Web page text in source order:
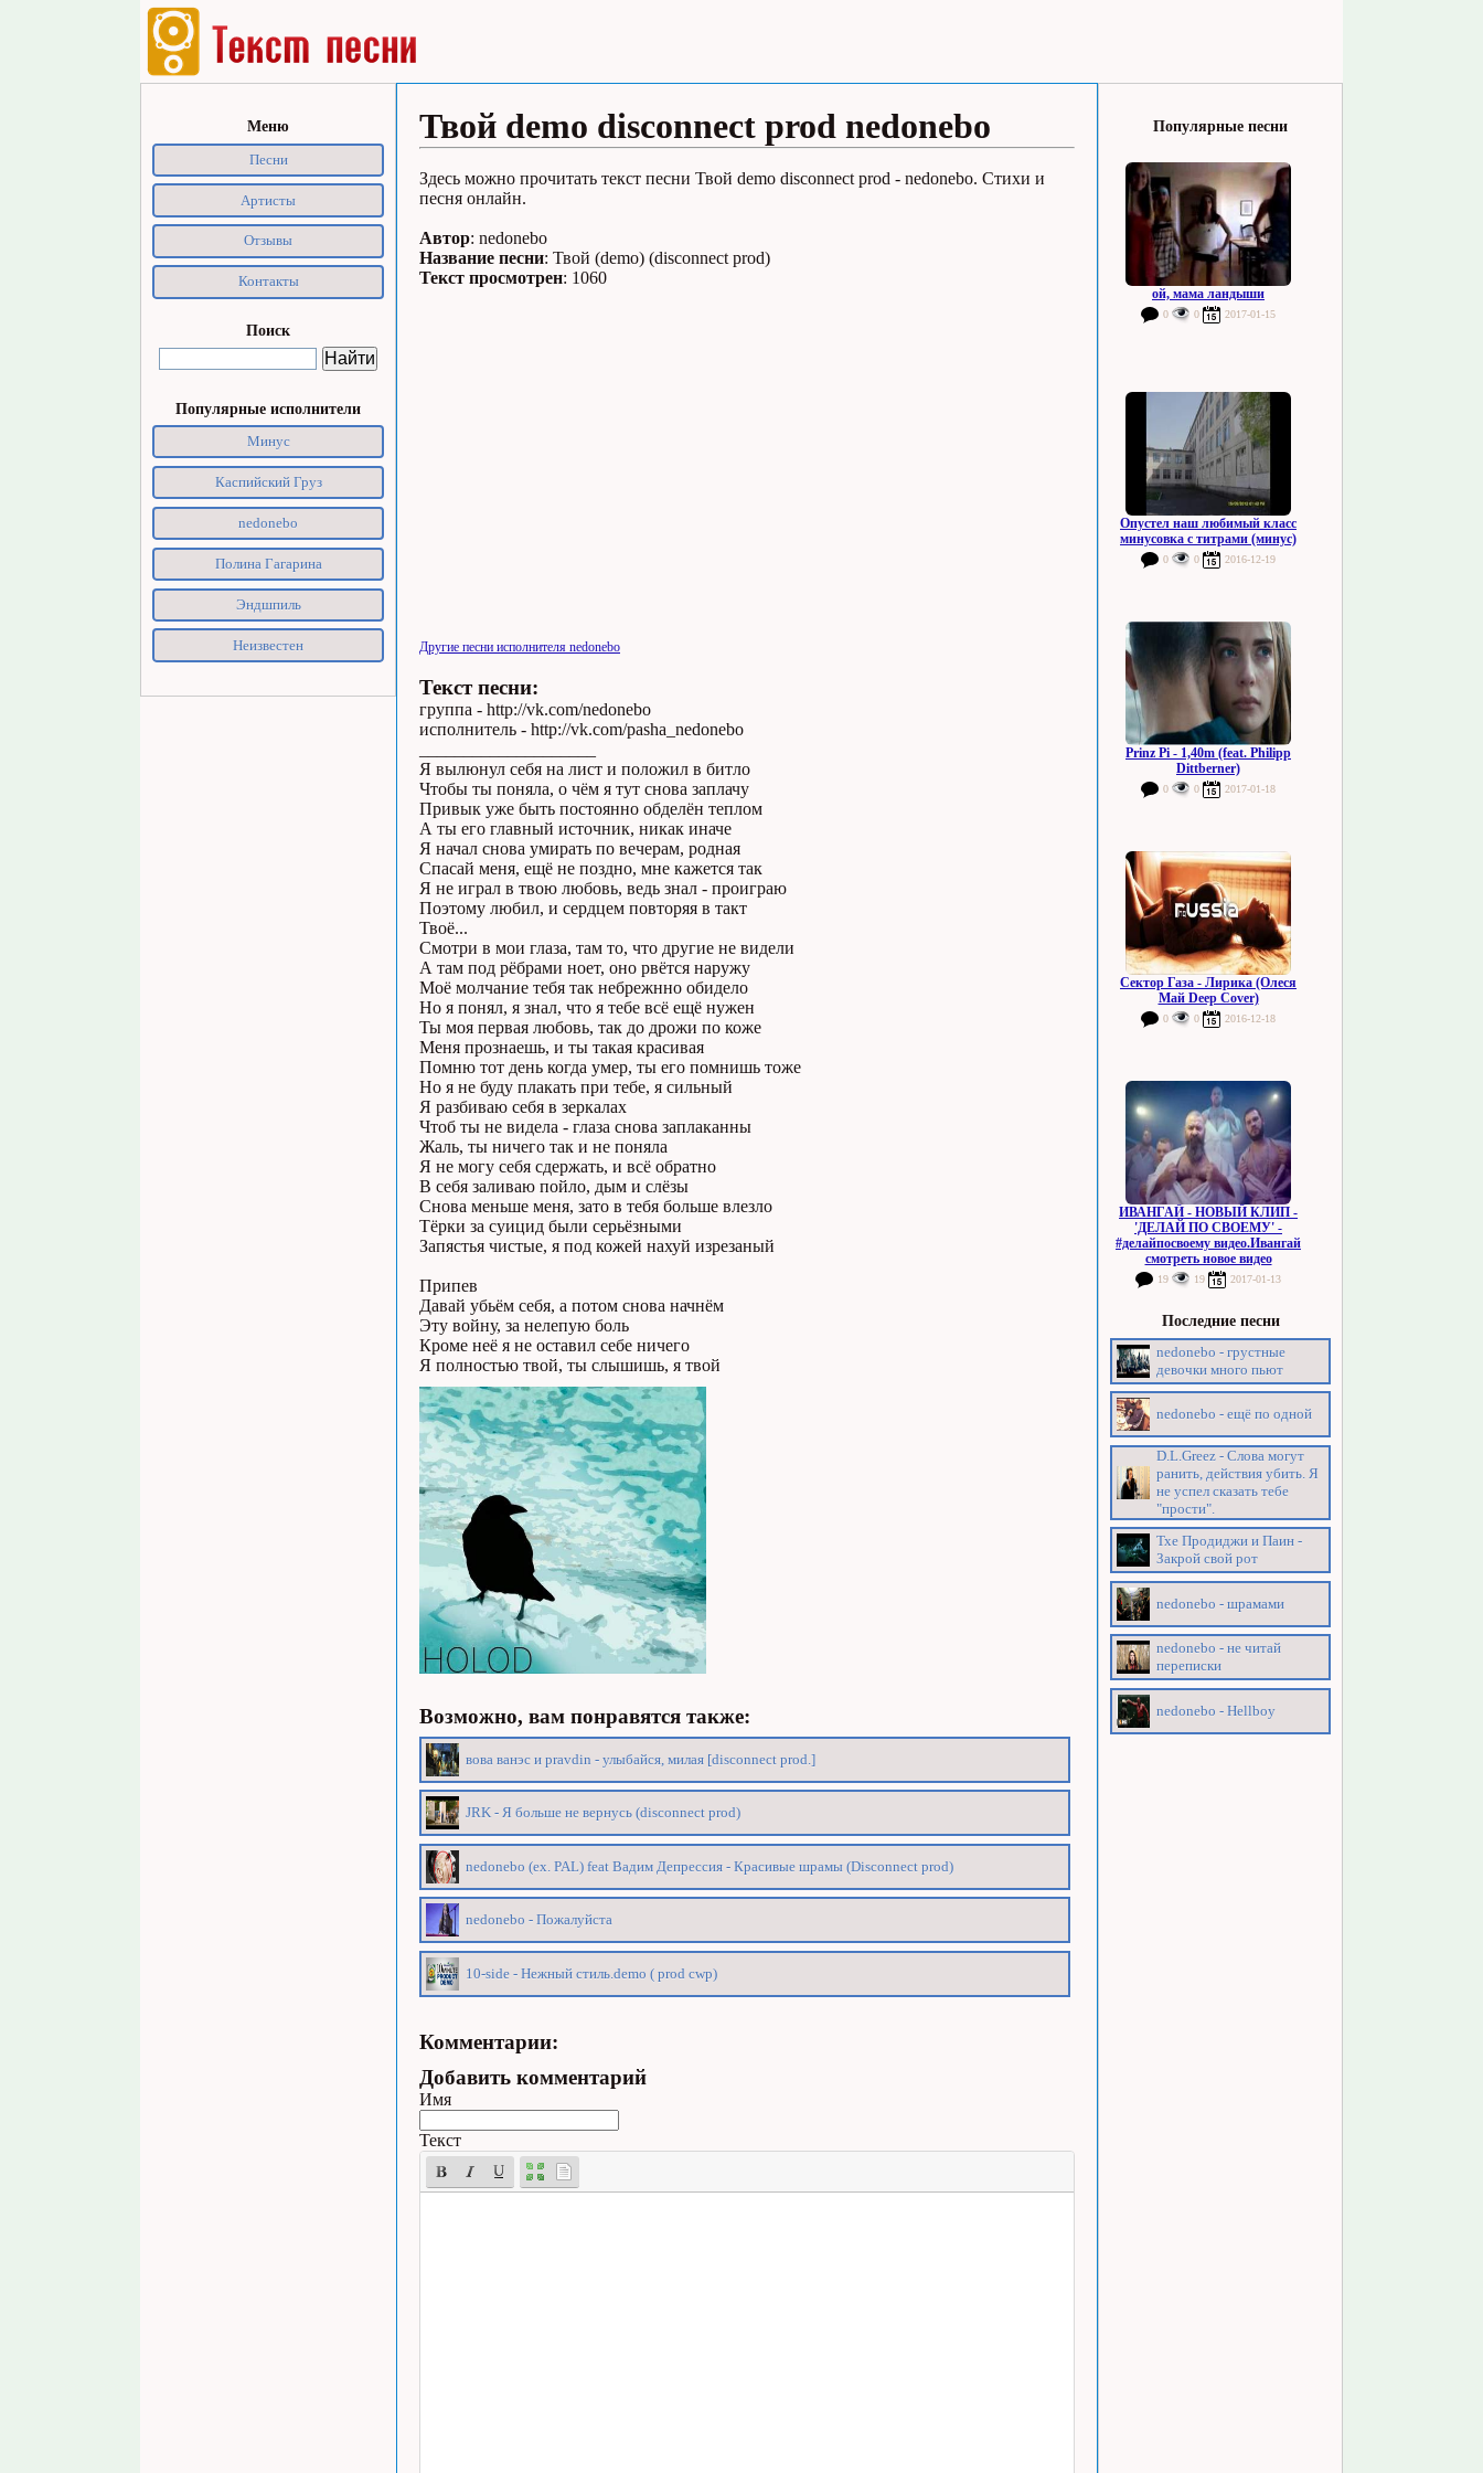
Меню
Песни
Артисты
Отзывы
Контакты
Поиск
Популярные исполнители
Минус
Каспийский Груз
nedonebo
Полина Гагарина
Эндшпиль
Неизвестен
Твой demo disconnect prod nedonebo
Здесь можно прочитать текст песни Твой demo disconnect prod - nedonebo. Стихи и
песня онлайн.
Автор: nedonebo
Название песни: Твой (demo) (disconnect prod)
Текст просмотрен: 1060
Другие песни исполнителя nedonebo
Текст песни:
группа - http://vk.com/nedonebo
исполнитель - http://vk.com/pasha_nedonebo
Я вылюнул себя на лист и положил в битло
Чтобы ты поняла, о чём я тут снова заплачу
Привык уже быть постоянно обделён теплом
А ты его главный источник, никак иначе
Я начал снова умирать по вечерам, родная
Спасай меня, ещё не поздно, мне кажется так
Я не играл в твою любовь, ведь знал - проиграю
Поэтому любил, и сердцем повторяя в такт
Твоё...
Смотри в мои глаза, там то, что другие не видели
А там под рёбрами ноет, оно рвётся наружу
Моё молчание тебя так небрежнно обидело
Но я понял, я знал, что я тебе всё ещё нужен
Ты моя первая любовь, так до дрожи по коже
Меня прознаешь, и ты такая красивая
Помню тот день когда умер, ты его помнишь тоже
Но я не буду плакать при тебе, я сильный
Я разбиваю себя в зеркалах
Чтоб ты не видела - глаза снова заплаканны
Жаль, ты ничего так и не поняла
Я не могу себя сдержать, и всё обратно
В себя заливаю пойло, дым и слёзы
Снова меньше меня, зато в тебя больше влезло
Тёрки за суицид были серьёзными
Запястья чистые, я под кожей нахуй изрезаный
Припев
Давай убьём себя, а потом снова начнём
Эту войну, за нелепую боль
Кроме неё я не оставил себе ничего
Я полностью твой, ты слышишь, я твой
Возможно, вам понравятся также:
вова ванэс и pravdin - улыбайся, милая [disconnect prod.]
JRK - Я больше не вернусь (disconnect prod)
nedonebo (ex. PAL) feat Вадим Депрессия - Красивые шрамы (Disconnect prod)
nedonebo - Пожалуйста
10-side - Нежный стиль.demo ( prod cwp)
Комментарии:
Добавить комментарий
Имя
Текст
Популярные песни
ой, мама ландыши
0 0 2017-01-15
Опустел наш любимый класс
минусовка с титрами (минус)
0 0 2016-12-19
Prinz Pi - 1,40m (feat. Philipp
Dittberner)
0 0 2017-01-18
Сектор Газа - Лирика (Олеся
Май Deep Cover)
0 0 2016-12-18
ИВАНГАЙ - НОВЫЙ КЛИП -
'ДЕЛАЙ ПО СВОЕМУ' -
#делайпосвоему видео.Ивангай
смотреть новое видео
19 19 2017-01-13
Последние песни
nedonebo - грустные
девочки много пьют
nedonebo - ещё по одной
D.L.Greez - Слова могут
ранить, действия убить. Я
не успел сказать тебе
"прости".
Тхе Продиджи и Паин -
Закрой свой рот
nedonebo - шрамами
nedonebo - не читай
переписки
nedonebo - Hellboy